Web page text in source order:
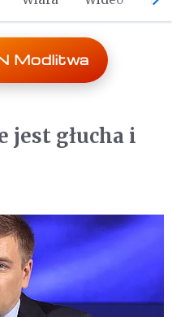
Modlitwa
jest głucha i